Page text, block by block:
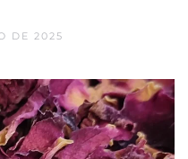
DE 2025